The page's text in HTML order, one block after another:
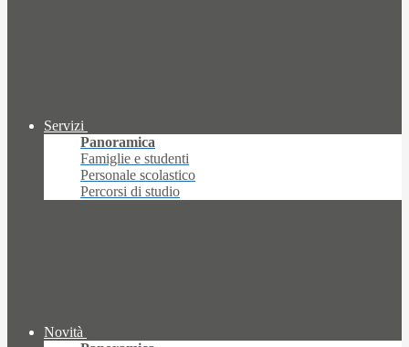
Servizi
Panoramica
Famiglie e studenti
Personale scolastico
Percorsi di studio
Novità